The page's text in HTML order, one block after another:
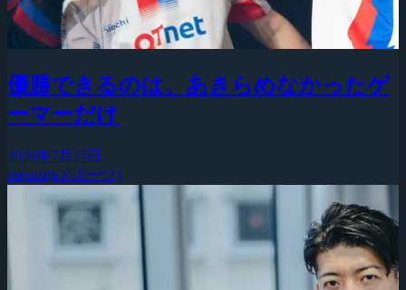
優勝できるのは、あきらめなかったゲ
ーマーだけ
2026年7月27日
esports(eスポーツ)